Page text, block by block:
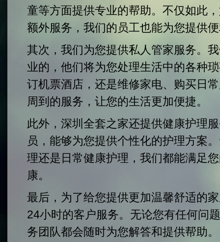
童等方面提供专业的帮助。不仅如此
额外服务，我们的员工也能为您提供
其次，我们为您提供私人管家服务。
业的，他们将为您处理生活中的各种
订机票酒店，还是维修家电、购买日
周到的服务，让您的生活更加便捷。
此外，深圳全套之家还提供健康护理
员，能够为您提供个性化的护理方案
理还是日常健康护理，我们都能满足
康。
最后，为了给您提供更加温馨舒适的
24小时的客户服务。无论您有任何问
务团队都会随时为您解答和提供帮助。